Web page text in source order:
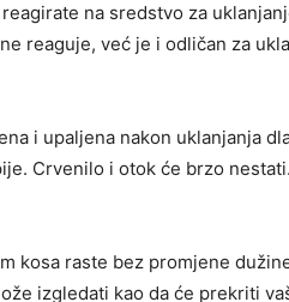
na sredstvo za
reaguje, već je i odličan za
i upaljena nakon uklanjanja
Crvenilo i otok će brzo nestati.
kosa raste bez promjene
izgledati kao da će prekriti